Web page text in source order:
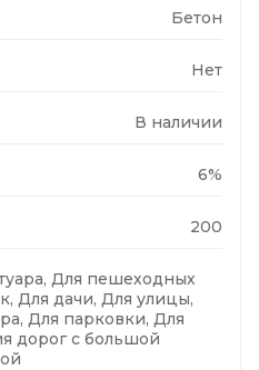
Бетон
Нет
В наличии
6%
200
Для пешеходных
Для дачи, Для улицы,
Для парковки, Для
дорог с большой